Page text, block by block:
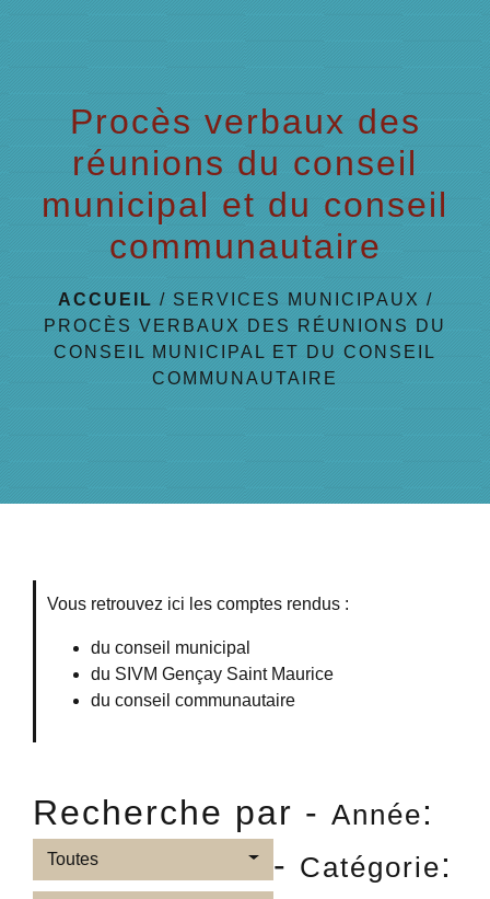
Procès verbaux des
réunions du conseil
municipal et du conseil
communautaire
ACCUEIL / SERVICES MUNICIPAUX /
PROCÈS VERBAUX DES RÉUNIONS DU
CONSEIL MUNICIPAL ET DU CONSEIL
COMMUNAUTAIRE
Vous retrouvez ici les comptes rendus :
du conseil municipal
du SIVM Gençay Saint Maurice
du conseil communautaire
Recherche par - Année:
Toutes - Catégorie: